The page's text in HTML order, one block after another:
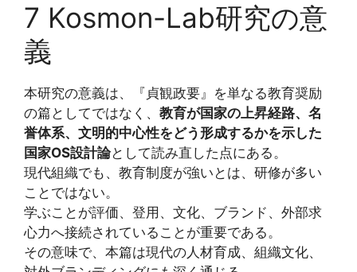
7 Kosmon-Lab研究の意
義
本研究の意義は、『貞観政要』を単なる教育奨励
の篇としてではなく、 教育が国家の上昇経路、名
誉体系、文明的中心性をどう形成するかを示した
国家OS設計論として読み直した点にある。
現代組織でも、教育制度が強いとは、研修が多い
ことではない。
学ぶことが評価、登用、文化、ブランド、外部求
心力へ接続されていることが重要である。
その意味で、本篇は現代の人材育成、組織文化、